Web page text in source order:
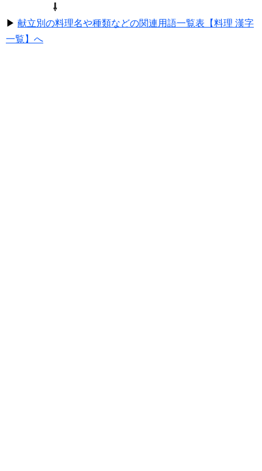
⇩
▶ 献立別の料理名や種類などの関連用語一覧表【料理 漢字
一覧】へ